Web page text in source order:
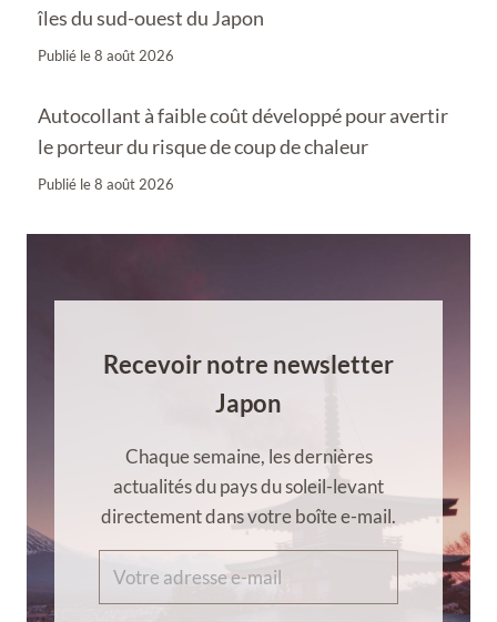
îles du sud-ouest du Japon
Publié le8 août 2026
Autocollant à faible coût développé pour avertir
le porteur du risque de coup de chaleur
Publié le8 août 2026
Recevoir notre newsletter
Japon
Chaque semaine, les dernières
actualités du pays du soleil-levant
directement dans votre boîte e-mail.